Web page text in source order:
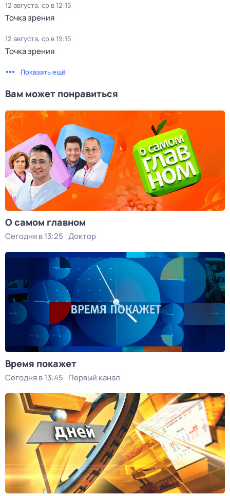
12 августа, ср в 12:15
Точка зрения
12 августа, ср в 19:15
Точка зрения
Показать ещё
Вам может понравиться
О самом главном
Сегодня в 13:25 Доктор
Время покажет
Сегодня в 13:45 Первый канал